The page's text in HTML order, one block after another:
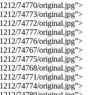
74770/original.jpg”>
74773/original.jpg”>
74772/original.jpg”>
74777/original.jpg”>
74776/original.jpg”>
74767/original.jpg”>
74775/original.jpg”>
74768/original.jpg”>
74771/original.jpg”>
74774/original.jpg”>